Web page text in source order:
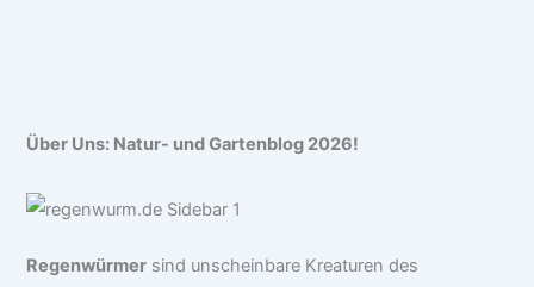
Über Uns: Natur- und Gartenblog 2026!
Regenwürmer sind unscheinbare Kreaturen des